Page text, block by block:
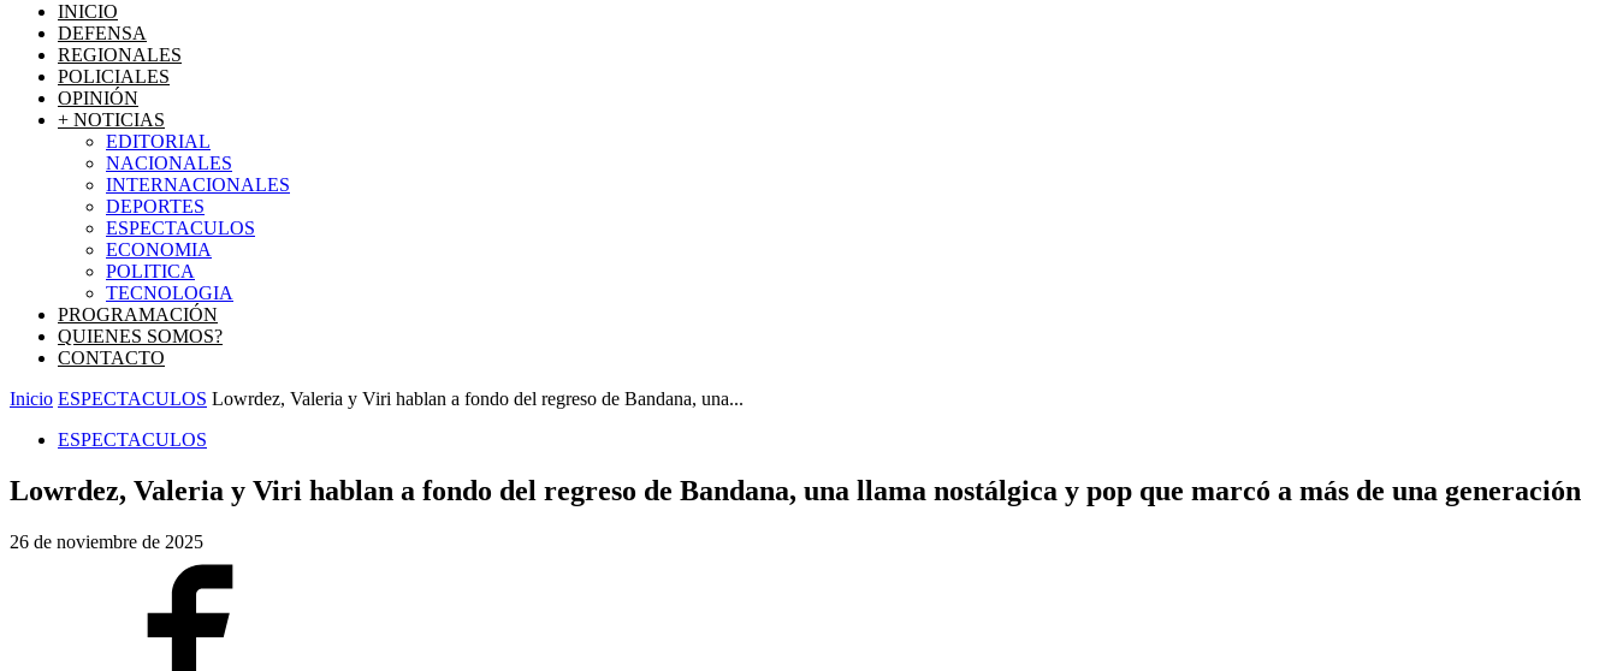
INICIO
DEFENSA
REGIONALES
POLICIALES
OPINIÓN
+ NOTICIAS
EDITORIAL
NACIONALES
INTERNACIONALES
DEPORTES
ESPECTACULOS
ECONOMIA
POLITICA
TECNOLOGIA
PROGRAMACIÓN
QUIENES SOMOS?
CONTACTO
Inicio ESPECTACULOS Lowrdez, Valeria y Viri hablan a fondo del regreso de Bandana, una...
ESPECTACULOS
Lowrdez, Valeria y Viri hablan a fondo del regreso de Bandana, una llama nostálgica y pop que marcó a más de una generación
26 de noviembre de 2025